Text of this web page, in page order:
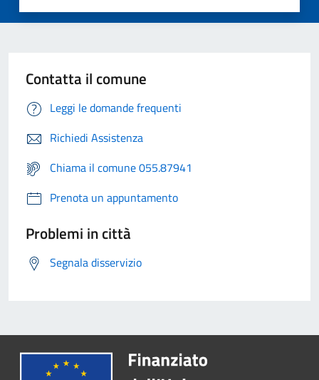
Contatta il comune
Leggi le domande frequenti
Richiedi Assistenza
Chiama il comune 055.87941
Prenota un appuntamento
Problemi in città
Segnala disservizio